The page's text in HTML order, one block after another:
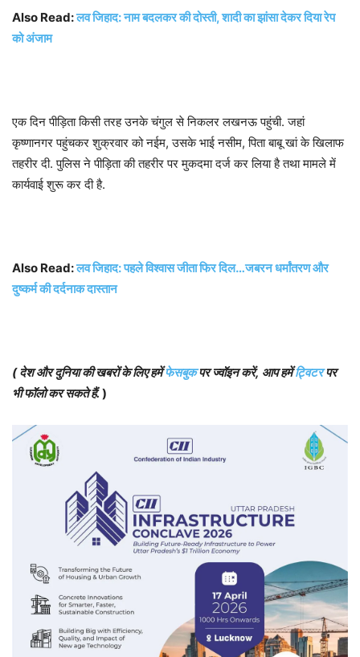
Also Read:लव जिहाद: नाम बदलकर की दोस्ती, शादी का झांसा देकर दिया रेप
को अंजाम
एक दिन पीड़िता किसी तरह उनके चंगुल से निकलर लखनऊ पहुंची. जहां
कृष्णानगर पहुंचकर शुक्रवार को नईम, उसके भाई नसीम, पिता बाबू खां के खिलाफ
तहरीर दी. पुलिस ने पीड़िता की तहरीर पर मुकदमा दर्ज कर लिया है तथा मामले में
कार्यवाई शुरू कर दी है.
Also Read:लव जिहाद: पहले विश्वास जीता फिर दिल…जबरन धर्मांतरण और
दुष्कर्म की दर्दनाक दास्तान
(देश और दुनिया की खबरों के लिए हमेंफेसबुकपर ज्वॉइन करें, आप हमेंट्विटर पर
भी फॉलो कर सकते हैं.)